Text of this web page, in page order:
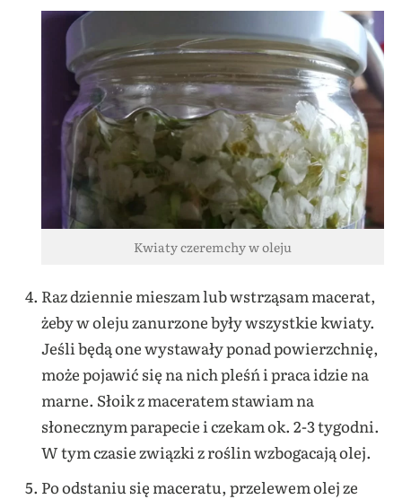
Kwiaty czeremchy w oleju
Raz dziennie mieszam lub wstrząsam macerat,
żeby w oleju zanurzone były wszystkie kwiaty.
Jeśli będą one wystawały ponad powierzchnię,
może pojawić się na nich pleśń i praca idzie na
marne. Słoik z maceratem stawiam na
słonecznym parapecie i czekam ok. 2-3 tygodni.
W tym czasie związki z roślin wzbogacają olej.
Po odstaniu się maceratu, przelewem olej ze